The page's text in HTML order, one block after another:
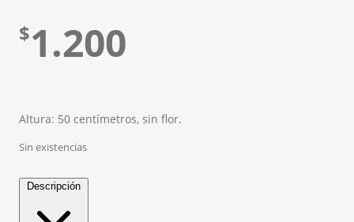
$1.200
Altura: 50 centímetros, sin flor.
Sin existencias
Descripción